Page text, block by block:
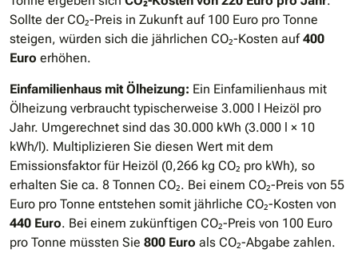
Sollte der CO₂-Preis in Zukunft auf 100 Euro pro Tonne
steigen, würden sich die jährlichen CO₂-Kosten auf400
Euro erhöhen.
Einfamilienhaus mit Ölheizung: Ein Einfamilienhaus mit
Ölheizung verbraucht typischerweise 3.000 l Heizöl pro
Jahr. Umgerechnet sind das 30.000 kWh (3.000 l × 10
kWh/l). Multiplizieren Sie diesen Wert mit dem
Emissionsfaktor für Heizöl (0,266 kg CO₂ pro kWh), so
erhalten Sie ca. 8 Tonnen CO₂. Bei einem CO₂-Preis von 55
Euro pro Tonne entstehen somit jährliche CO₂-Kosten von
440 Euro. Bei einem zukünftigen CO₂-Preis von 100 Euro
pro Tonne müssten Sie 800 Euro als CO₂-Abgabe zahlen.